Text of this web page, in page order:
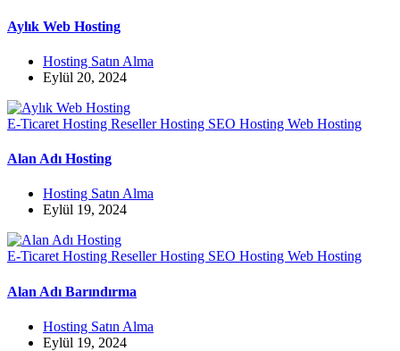
Aylık Web Hosting
Hosting Satın Alma
Eylül 20, 2024
E-Ticaret Hosting Reseller Hosting SEO Hosting Web Hosting
Alan Adı Hosting
Hosting Satın Alma
Eylül 19, 2024
E-Ticaret Hosting Reseller Hosting SEO Hosting Web Hosting
Alan Adı Barındırma
Hosting Satın Alma
Eylül 19, 2024